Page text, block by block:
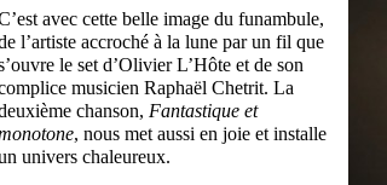
avec cette belle image du funambule,
l’artiste accroché à la lune par un fil que
le set d’Olivier L’Hôte et de son
musicien Raphaël Chetrit. La
chanson, Fantastique et
, nous met aussi en joie et installe
univers chaleureux.